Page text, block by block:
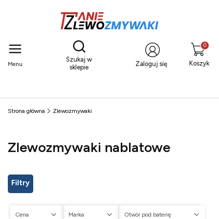
Menu
Otwórz wyszukiwarkę
Szukaj w
sklepie
Zaloguj się Koszyk
Strona główna Zlewozmywaki
Zlewozmywaki nablatowe
Filtry
Cena Marka Otwór pod baterię